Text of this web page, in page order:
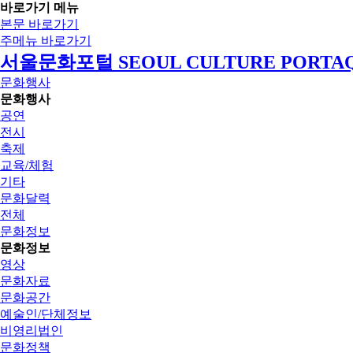
바로가기 메뉴
본문 바로가기
주메뉴 바로가기
서울문화포털 SEOUL CULTURE
문화행사
문화행사
공연
전시
축제
교육/체험
기타
문화달력
전체
문화정보
문화정보
영상
문화자료
문화공간
예술인/단체정보
비영리법인
문화정책